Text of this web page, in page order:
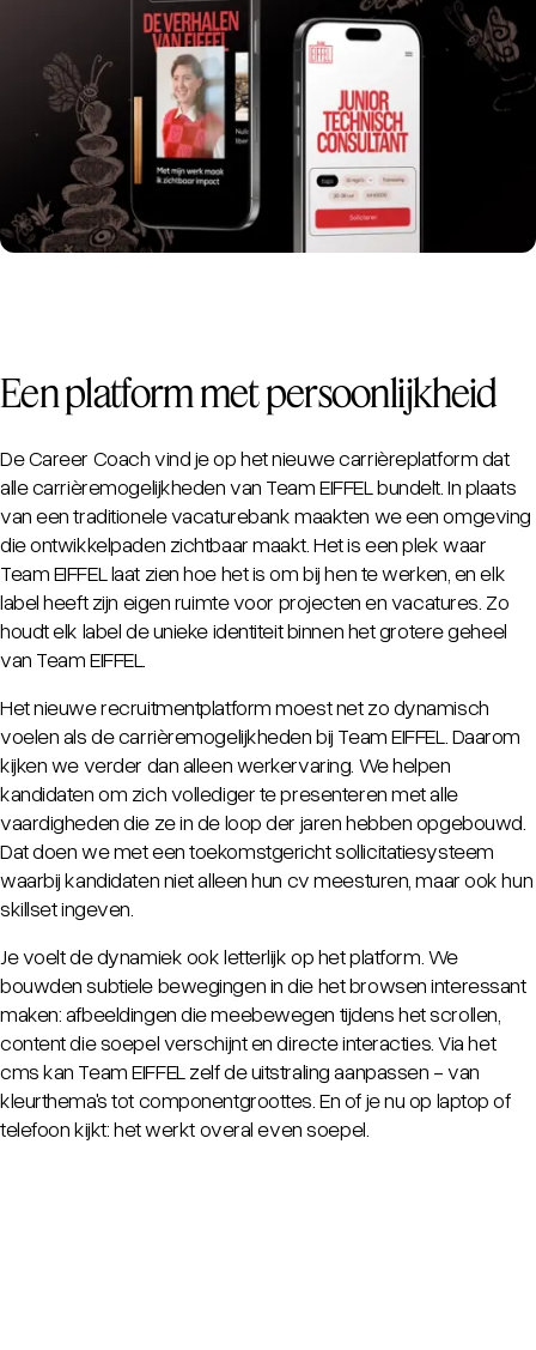
Een platform met persoonlijkheid
De Career Coach vind je op het nieuwe carrièreplatform dat
alle carrièremogelijkheden van Team EIFFEL bundelt. In plaats
van een traditionele vacaturebank maakten we een omgeving
die ontwikkelpaden zichtbaar maakt. Het is een plek waar
Team EIFFEL laat zien hoe het is om bij hen te werken, en elk
label heeft zijn eigen ruimte voor projecten en vacatures. Zo
houdt elk label de unieke identiteit binnen het grotere geheel
van Team EIFFEL.
Het nieuwe recruitmentplatform moest net zo dynamisch
voelen als de carrièremogelijkheden bij Team EIFFEL. Daarom
kijken we verder dan alleen werkervaring. We helpen
kandidaten om zich vollediger te presenteren met alle
vaardigheden die ze in de loop der jaren hebben opgebouwd.
Dat doen we met een toekomstgericht sollicitatiesysteem
waarbij kandidaten niet alleen hun cv meesturen, maar ook hun
skillset ingeven.
Je voelt de dynamiek ook letterlijk op het platform. We
bouwden subtiele bewegingen in die het browsen interessant
maken: afbeeldingen die meebewegen tijdens het scrollen,
content die soepel verschijnt en directe interacties. Via het
cms kan Team EIFFEL zelf de uitstraling aanpassen - van
kleurthema's tot componentgroottes. En of je nu op laptop of
telefoon kijkt: het werkt overal even soepel.